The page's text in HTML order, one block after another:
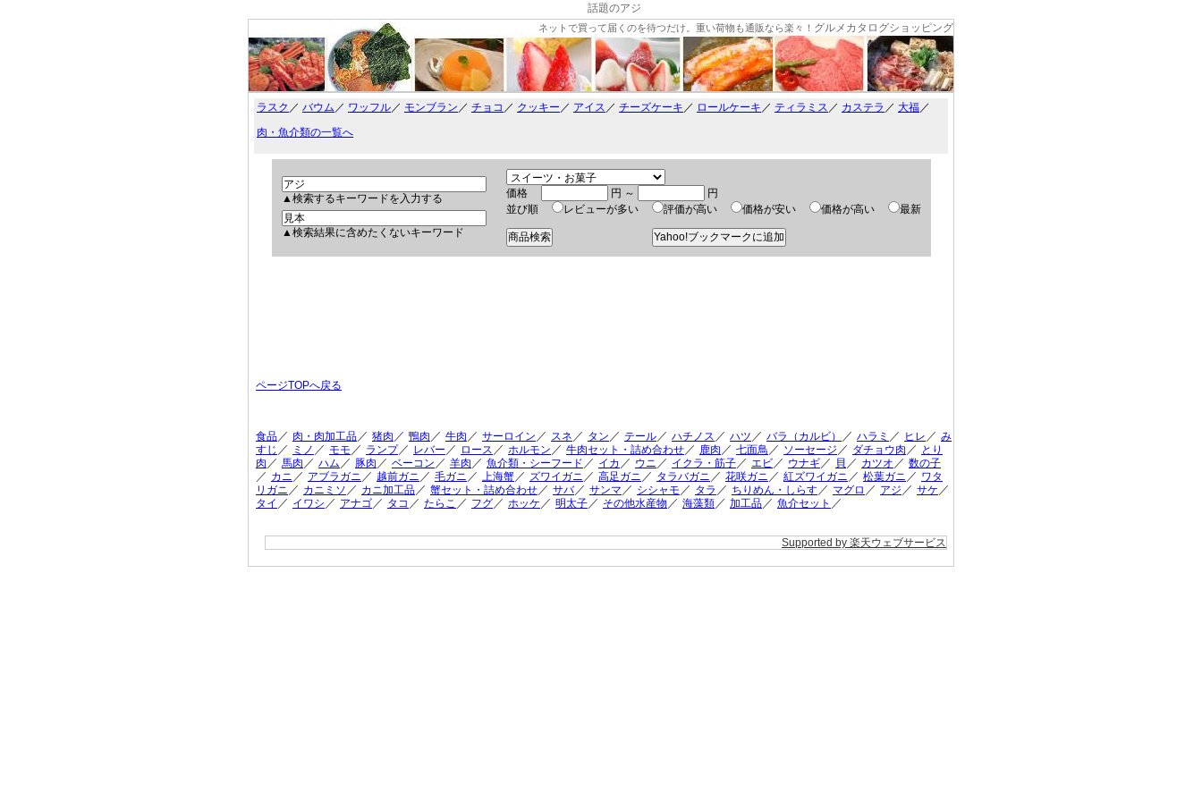
話題のアジ
ネットで買って届くのを待つだけ。重い荷物も通販なら楽々！ グルメカタログショッピング
ラスク ／ バウム ／ ワッフル／ モンブラン ／ チョコ ／ クッキー ／ アイス ／ チーズケーキ ／ ロールケーキ ／ ティラミス ／ カステラ ／ 大福／
肉・魚介類の一覧へ
▲検索するキーワードを入力する
▲検索結果に含めたくないキーワード
価格 円 ～
円
並び順
レビューが多い 評価が高い 価格が安い 価格が高い 最新
ページTOPへ戻る
食品／ 肉・肉加工品／ 猪肉 ／ 鴨肉 ／ 牛肉 ／ サーロイン ／ スネ ／ タン ／ テール／ ハチノス ／ ハツ ／ バラ（カルビ） ／ ハラミ ／ ヒレ ／ み
すじ ／ ミノ ／ モモ ／ ランプ／ レバー ／ ロース ／ ホルモン ／ 牛肉セット・詰め合わせ／ 鹿肉 ／ 七面鳥 ／ ソーセージ ／ ダチョウ肉 ／ とり
肉 ／ 馬肉 ／ ハム ／ 豚肉 ／ ベーコン ／ 羊肉 ／ 魚介類・シーフード ／ イカ ／ ウニ ／ イクラ・筋子／ エビ／ ウナギ／ 貝 ／ カツオ ／ 数の子
／ カニ ／ アブラガニ ／ 越前ガニ ／ 毛ガニ ／ 上海蟹／ ズワイガニ ／ 高足ガニ ／ タラバガニ ／ 花咲ガニ ／ 紅ズワイガニ ／ 松葉ガニ ／ ワタ
リガニ ／ カニミソ ／ カニ加工品／ 蟹セット・詰め合わせ／ サバ／ サンマ ／ シシャモ ／ タラ ／ ちりめん・しらす／ マグロ ／ アジ ／ サケ ／
タイ ／ イワシ ／ アナゴ／ タコ ／ たらこ ／ フグ／ ホッケ ／ 明太子／ その他水産物 ／ 海藻類／ 加工品／ 魚介セット ／
Supported by 楽天ウェブサービス